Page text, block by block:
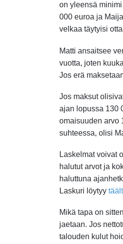
on yleensä
000 euroa ja
velkaa täytyisi
Matti ansaitsee
vuotta, joten
Jos erä
Jos maksut
ajan lopussa 130
omaisuuden arvo
suhteessa, olisi
Laskelmat voivat
halutut arvot ja
haluttuna
Laskuri löytyy
Mikä tapa on
jaetaan. Jos
talouden kulut